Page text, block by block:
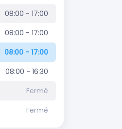
08:00 - 17:00
08:00 - 17:00
08:00 - 17:00
08:00 - 16:30
Fermé
Fermé